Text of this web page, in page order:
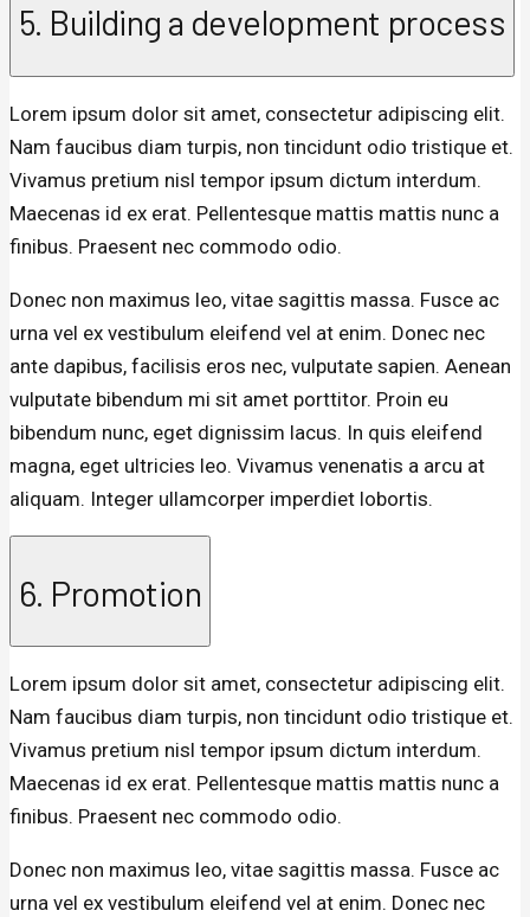
5. Building a development process
Lorem ipsum dolor sit amet, consectetur adipiscing elit.
Nam faucibus diam turpis, non tincidunt odio tristique et.
Vivamus pretium nisl tempor ipsum dictum interdum.
Maecenas id ex erat. Pellentesque mattis mattis nunc a
finibus. Praesent nec commodo odio.
Donec non maximus leo, vitae sagittis massa. Fusce ac
urna vel ex vestibulum eleifend vel at enim. Donec nec
ante dapibus, facilisis eros nec, vulputate sapien. Aenean
vulputate bibendum mi sit amet porttitor. Proin eu
bibendum nunc, eget dignissim lacus. In quis eleifend
magna, eget ultricies leo. Vivamus venenatis a arcu at
aliquam. Integer ullamcorper imperdiet lobortis.
6. Promotion
Lorem ipsum dolor sit amet, consectetur adipiscing elit.
Nam faucibus diam turpis, non tincidunt odio tristique et.
Vivamus pretium nisl tempor ipsum dictum interdum.
Maecenas id ex erat. Pellentesque mattis mattis nunc a
finibus. Praesent nec commodo odio.
Donec non maximus leo, vitae sagittis massa. Fusce ac
urna vel ex vestibulum eleifend vel at enim. Donec nec